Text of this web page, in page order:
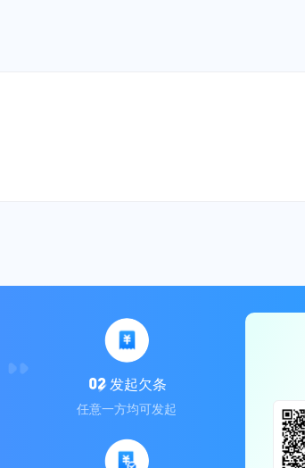
发起欠条
任意一方均可发起